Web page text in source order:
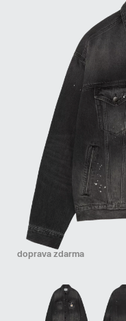
doprava zdarma